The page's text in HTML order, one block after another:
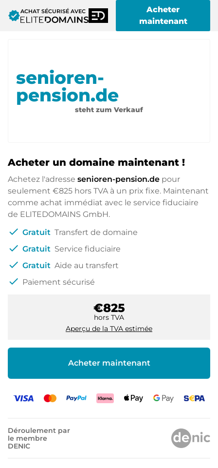
verifiedACHAT SÉCURISÉ AVEC
Acheter
maintenant
senioren-
pension.de
steht zum Verkauf
Acheter un domaine maintenant !
Achetez l'adresse senioren-pension.de pour
seulement €825 hors TVA à un prix fixe. Maintenant
comme achat immédiat avec le service fiduciaire
de ELITEDOMAINS GmbH.
check Gratuit Transfert de domaine
check Gratuit Service fiduciaire
check Gratuit Aide au transfert
check Paiement sécurisé
€825
hors TVA
Aperçu de la TVA estimée
Acheter maintenant
Déroulement par
le membre
DENIC